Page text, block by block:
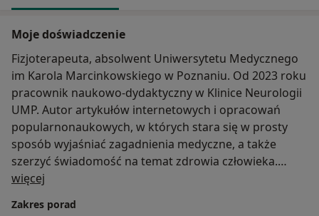
Moje doświadczenie
Fizjoterapeuta, absolwent Uniwersytetu Medycznego
im Karola Marcinkowskiego w Poznaniu. Od 2023 roku
pracownik naukowo-dydaktyczny w Klinice Neurologii
UMP. Autor artykułów internetowych i opracowań
popularnonaukowych, w których stara się w prosty
sposób wyjaśniać zagadnienia medyczne, a także
szerzyć świadomość na temat zdrowia człowieka.
terapii pacjentów z zaburzeniami o podłożu
więcej
Zakres porad